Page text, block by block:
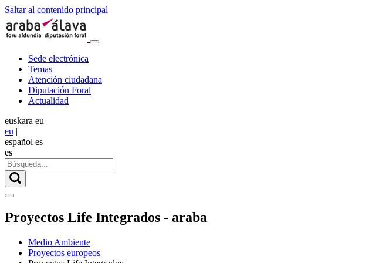
Saltar al contenido principal
Sede electrónica
Temas
Atención ciudadana
Diputación Foral
Actualidad
euskara eu
eu |
español es
es
Proyectos Life Integrados - araba
Medio Ambiente
Proyectos europeos